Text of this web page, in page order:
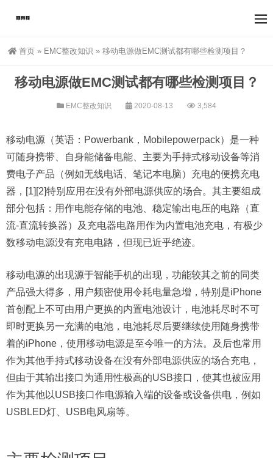
首页 » EMC整改知识 » 移动电源做EMC测试都有哪些检测项目？
移动电源做EMC测试都有哪些检测项目？
EMC整改知识 2020-08-13 3,584
移动电源（英语：Powerbank，Mobilepowerpack）是一种
可随身携带、自身能储备电能、主要为手持式移动设备等消
费电子产品（例如无线电话、笔记本电脑）充电的便携充电
器，[1][2]特别应用在没有外部电源供应的场合。其主要组成
部分包括：用作电能存储的电池、稳定输出电压的电路（直
流-直流转换器）及充电器电路用作为内置电池充电，有极少
数移动电源没有充电电路，但现已近乎绝迹。
移动电源的出现源于智能手机的出现，功能较其之前的同类
产品强大得多，用户频密使用令耗电量急增，特别是iPhone
首创配上不可由用户更换的内置电池设计，电池耗尽时不可
即时更换另一充满的电池，电池耗尽后要继续使用随身携带
着的iPhone，使用移动电源是至今唯一的方法。及后也常用
作为其他手持式移动设备在没有外部电源供应的场合充电，
但由于其输出接口为通用性极高的USB接口，使其也被应用
作为其他以USB接口作电源输入端的设备或设备供电，例如
USBLED灯、USB电风扇等。